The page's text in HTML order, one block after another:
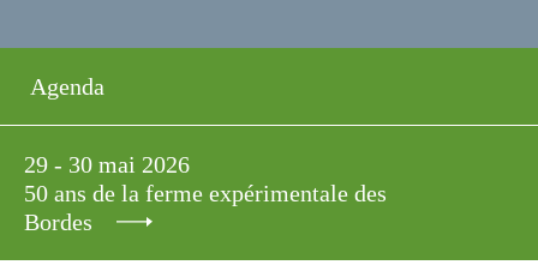
Agenda
29 - 30 mai 2026
50 ans de la ferme expérimentale des
Bordes